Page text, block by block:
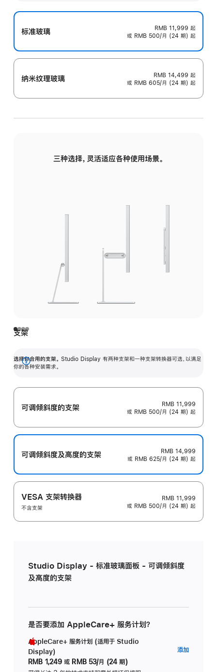
标准玻璃 RMB 11,999 起
或 RMB 500/月 (24 期) 起
纳米纹理玻璃 RMB 14,499 起
或 RMB 605/月 (24 期) 起
三种选择，灵活适应各种使用场景。
支架
选择你合用的支架。 Studio Display 有两种支架和一种支架转换器可选，以满足
你的各种安装需求。
展
可调倾斜度的支架
RMB 11,999
或 RMB 500/月 (24 期) 起
可调倾斜度及高‍度的支‍架
RMB 14,999
或 RMB 625/月 (24 期) 起
VESA 支架转换器
不含支架
RMB 11,999
或 RMB 500/月 (24 期) 起
Studio Display - 标准玻璃面板 - 可调倾斜度
及高度的支架
是否要添加 AppleCare+ 服务计划？
AppleCare+ 服务计划 (适用于 Studio
Display)
RMB 1,249 或 RMB 53/月 (24 期)
添加